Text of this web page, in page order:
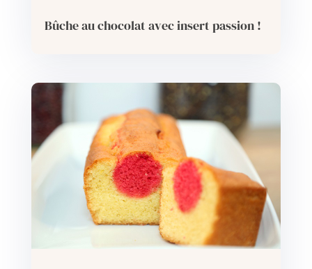
Bûche au chocolat avec insert passion !